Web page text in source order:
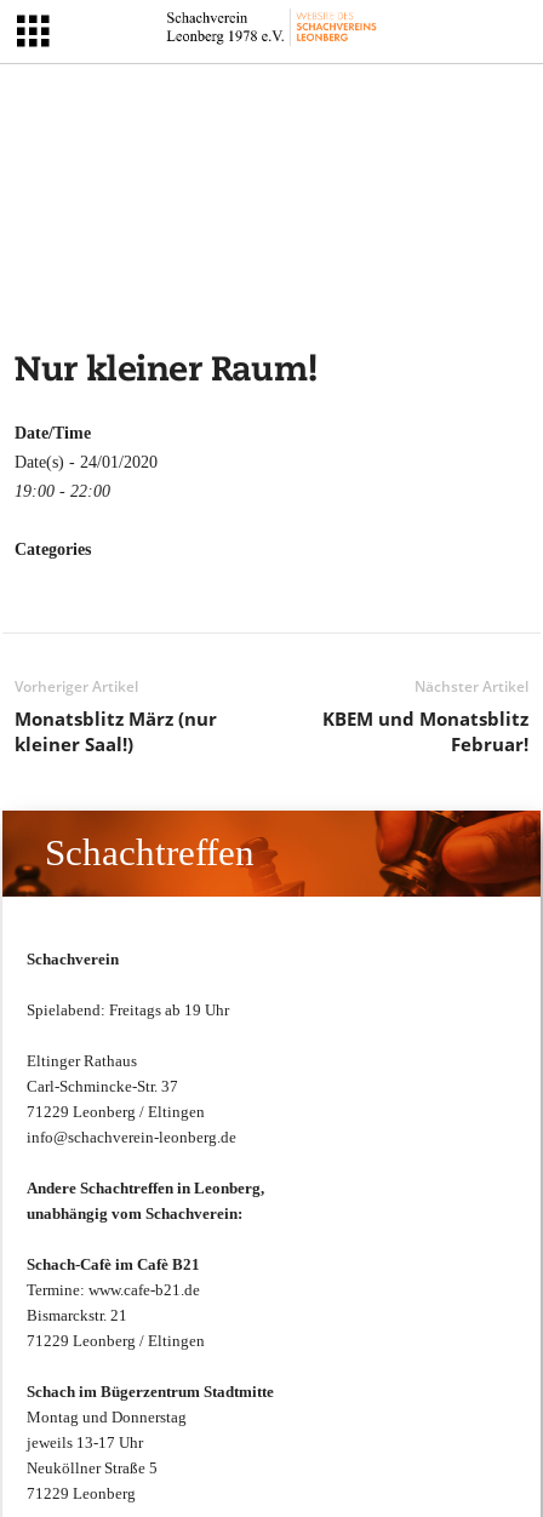
Nur kleiner Raum!
Date/Time
Date(s) - 24/01/2020
19:00 - 22:00
Categories
Vorheriger Artikel
Monatsblitz März (nur
kleiner Saal!)
Nächster Artikel
KBEM und Monatsblitz
Februar!
Schachtreffen
Schachverein
Spielabend: Freitags ab 19 Uhr
Eltinger Rathaus
Carl-Schmincke-Str. 37
71229 Leonberg / Eltingen
info@schachverein-leonberg.de
Andere Schachtreffen in Leonberg,
unabhängig vom Schachverein:
Schach-Cafè im Cafè B21
Termine: www.cafe-b21.de
Bismarckstr. 21
71229 Leonberg / Eltingen
Schach im Bügerzentrum Stadtmitte
Montag und Donnerstag
jeweils 13-17 Uhr
Neuköllner Straße 5
71229 Leonberg